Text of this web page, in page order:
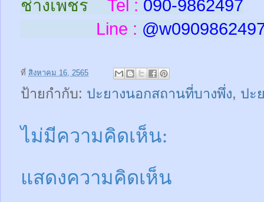
ช่างเพชร Tel : 090-9862497
Line : @w
ที่ สิงหาคม 16, 2565
ป้ายกำกับ: ปะยางนอกสถานที่บางพึ่ง, ปะ
ไม่มีความคิดเห็น:
แสดงความคิดเห็น